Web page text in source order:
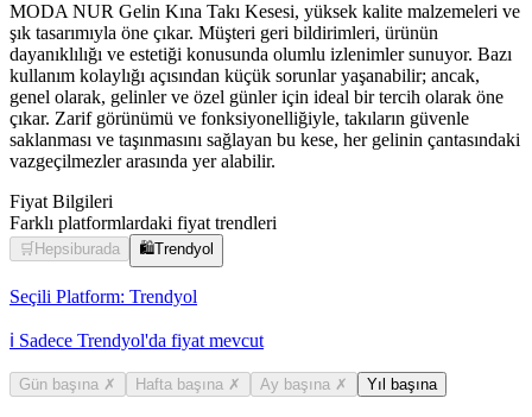
MODA NUR Gelin Kına Takı Kesesi, yüksek kalite malzemeleri ve
şık tasarımıyla öne çıkar. Müşteri geri bildirimleri, ürünün
dayanıklılığı ve estetiği konusunda olumlu izlenimler sunuyor. Bazı
kullanım kolaylığı açısından küçük sorunlar yaşanabilir; ancak,
genel olarak, gelinler ve özel günler için ideal bir tercih olarak öne
çıkar. Zarif görünümü ve fonksiyonelliğiyle, takıların güvenle
saklanması ve taşınmasını sağlayan bu kese, her gelinin çantasındaki
vazgeçilmezler arasında yer alabilir.
Fiyat Bilgileri
Farklı platformlardaki fiyat trendleri
🛒 Hepsiburada 🛍️Trendyol
Seçili Platform: Trendyol
ℹ️ Sadece Trendyol'da fiyat mevcut
Gün başına ✗ Hafta başına ✗ Ay başına ✗ Yıl başına